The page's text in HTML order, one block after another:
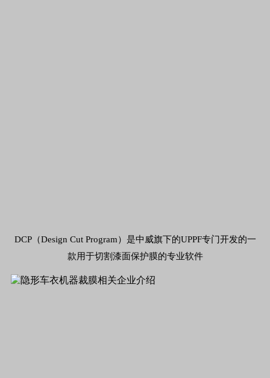
DCP（Design Cut Program）是中威旗下的UPPF专门开发的一
款用于切割漆面保护膜的专业软件